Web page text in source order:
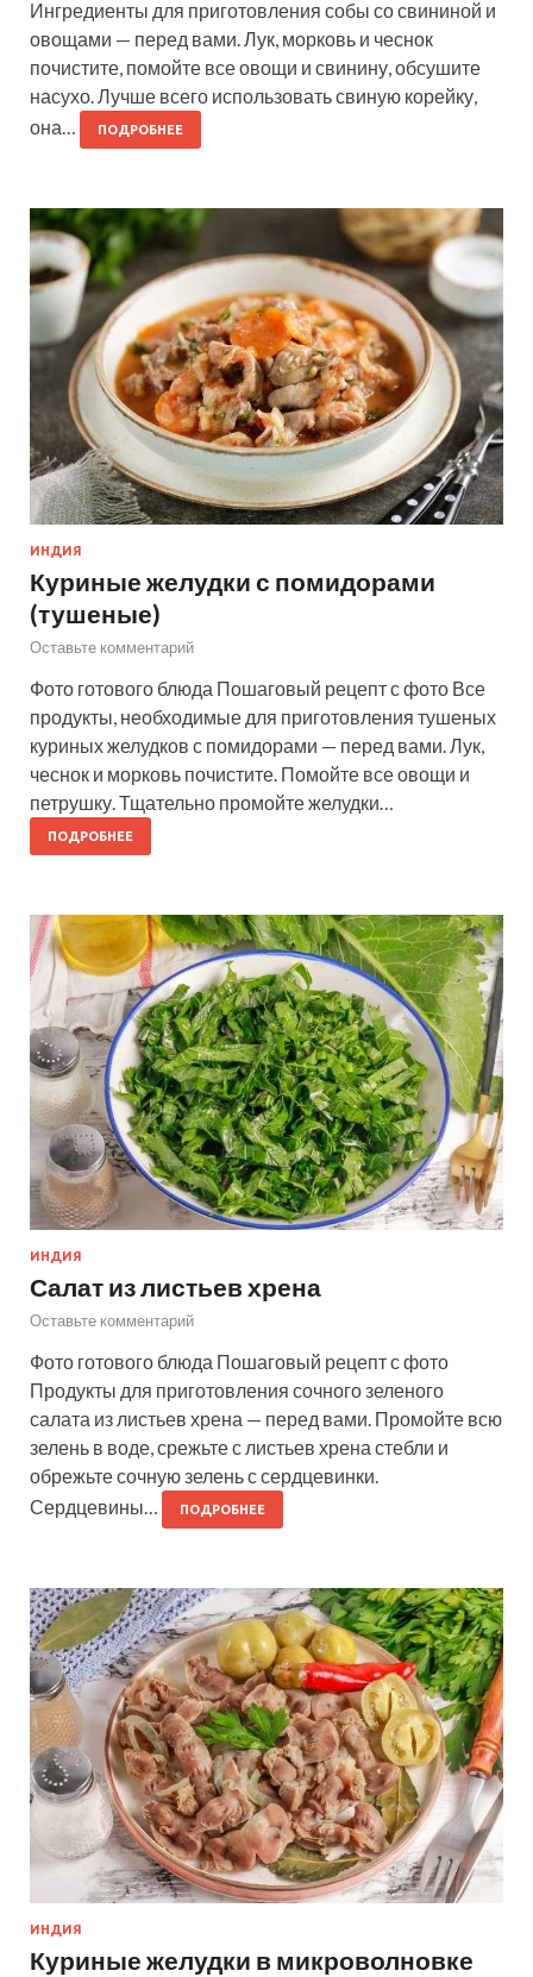
Ингредиенты для приготовления собы со свининой и
овощами — перед вами. Лук, морковь и чеснок
почистите, помойте все овощи и свинину, обсушите
насухо. Лучше всего использовать свиную корейку,
она…
ПОДРОБНЕЕ
ИНДИЯ
Куриные желудки с помидорами
(тушеные)
Оставьте комментарий
Фото готового блюда Пошаговый рецепт с фото Все
продукты, необходимые для приготовления тушеных
куриных желудков с помидорами — перед вами. Лук,
чеснок и морковь почистите. Помойте все овощи и
петрушку. Тщательно промойте желудки…
ПОДРОБНЕЕ
ИНДИЯ
Салат из листьев хрена
Оставьте комментарий
Фото готового блюда Пошаговый рецепт с фото
Продукты для приготовления сочного зеленого
салата из листьев хрена — перед вами. Промойте всю
зелень в воде, срежьте с листьев хрена стебли и
обрежьте сочную зелень с сердцевинки.
Сердцевины…
ПОДРОБНЕЕ
ИНДИЯ
Куриные желудки в микроволновке